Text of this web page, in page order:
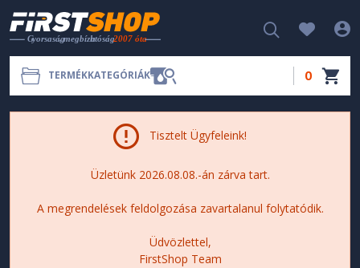
TERMÉKKATEGÓRIÁK 0
Tisztelt Ügyfeleink!
Üzletünk 2026.08.08.-án zárva tart.
A megrendelések feldolgozása zavartalanul folytatódik.
Üdvözlettel,
FirstShop Team